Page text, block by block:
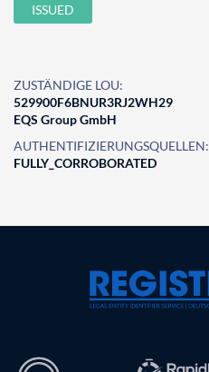
ISSUED
ZUSTÄNDIGE LOU:
529900F6BNUR3RJ2WH29
EQS Group GmbH
AUTHENTIFIZIERUNGSQUELLEN:
FULLY_CORROBORATED